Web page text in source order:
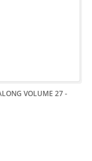
VOLUME 27-